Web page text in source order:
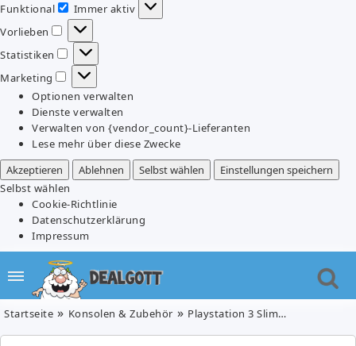
Funktional
Funktional
Immer aktiv
Vorlieben
Vorlieben
Statistiken
Statistiken
Marketing
Marketing
Optionen verwalten
Dienste verwalten
Verwalten von {vendor_count}-Lieferanten
Lese mehr über diese Zwecke
Akzeptieren
Ablehnen Selbst wählen
Einstellungen speichern
Selbst wählen
Cookie-Richtlinie
Datenschutzerklärung
Impressum
Startseite Konsolen & Zubehör Playstation 3 Slim 120GB für 249€ incl. Versand